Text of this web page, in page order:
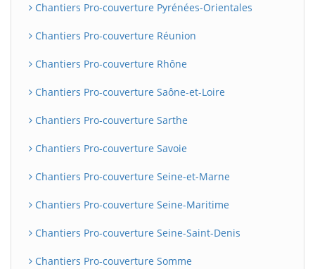
Chantiers Pro-couverture Pyrénées-Orientales
Chantiers Pro-couverture Réunion
Chantiers Pro-couverture Rhône
Chantiers Pro-couverture Saône-et-Loire
Chantiers Pro-couverture Sarthe
Chantiers Pro-couverture Savoie
Chantiers Pro-couverture Seine-et-Marne
Chantiers Pro-couverture Seine-Maritime
Chantiers Pro-couverture Seine-Saint-Denis
Chantiers Pro-couverture Somme